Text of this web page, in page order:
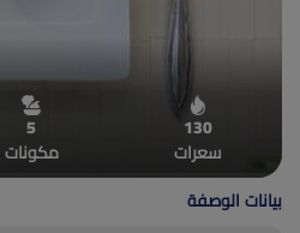
130
سعرات
5
مكونات
بيانات الوصفة